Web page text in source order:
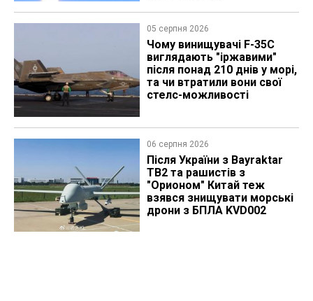
05 серпня 2026
Чому винищувачі F-35C
виглядають "іржавими"
після понад 210 днів у морі,
та чи втратили вони свої
стелс-можливості
06 серпня 2026
Після України з Bayraktar
TB2 та рашистів з
"Орионом" Китай теж
взявся знищувати морські
дрони з БПЛА KVD002